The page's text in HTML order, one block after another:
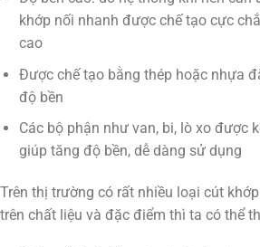
khớp nối nhanh được chế tạo cực
cao
Được chế tạo bằng thép hoặc nhựa
độ bền
Các bộ phận như van, bi, lò xo được
giúp tăng độ bền, dễ dàng sử dụng
Trên thị trường có rất nhiều loại cút
trên chất liệu và đặc điểm thì ta có thể